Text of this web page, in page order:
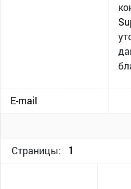
E-mail
Страницы: 1